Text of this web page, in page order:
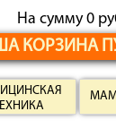
На сумму 0
КОРЗИНА